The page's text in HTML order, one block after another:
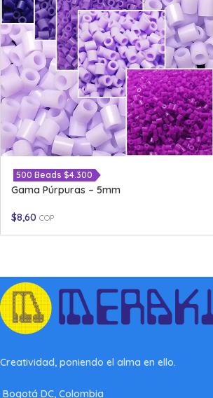
500 Beads $4.300
Gama Púrpuras – 5mm
$8,60 COP
Creatividad, poniendo el alma en ello.
Bogotá DC, Colombia